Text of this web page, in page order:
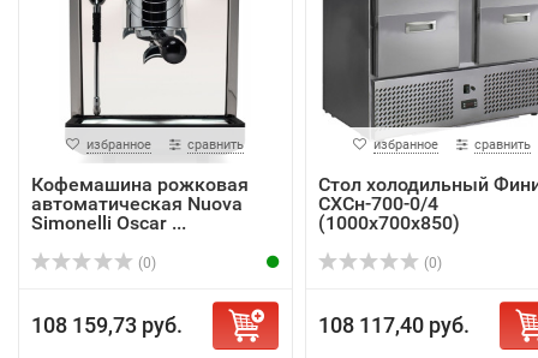
избранное сравнить
Кофемашина рожковая
автоматическая Nuova
Simonelli Oscar ...
(0)
108 159,73 руб.
избранное сравнить
Стол холодильный
СХСн-700-0/4
(1000x700x850)
(0)
108 117,40 руб.